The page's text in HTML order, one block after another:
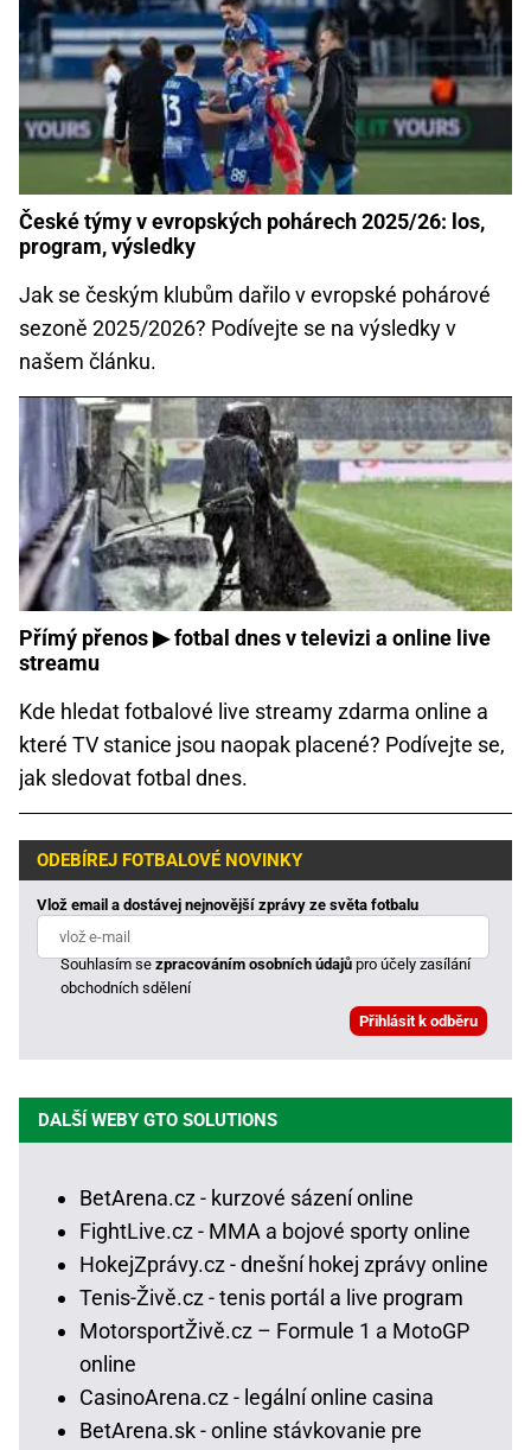
České týmy v evropských pohárech 2025/26: los,
program, výsledky
Jak se českým klubům dařilo v evropské pohárové
sezoně 2025/2026? Podívejte se na výsledky v
našem článku.
Přímý přenos ▶ fotbal dnes v televizi a online live
streamu
Kde hledat fotbalové live streamy zdarma online a
které TV stanice jsou naopak placené? Podívejte se,
jak sledovat fotbal dnes.
ODEBÍREJ FOTBALOVÉ NOVINKY
Vlož email a dostávej nejnovější zprávy ze světa fotbalu
Souhlasím sezpracováním osobních údajůpro účely zasílání
obchodních sdělení
DALŠÍ WEBY GTO SOLUTIONS
BetArena.cz - kurzové sázení online
FightLive.cz - MMA a bojové sporty online
HokejZprávy.cz - dnešní hokej zprávy online
Tenis-Živě.cz - tenis portál a live program
MotorsportŽivě.cz – Formule 1 a MotoGP
online
CasinoArena.cz - legální online casina
BetArena.sk - online stávkovanie pre